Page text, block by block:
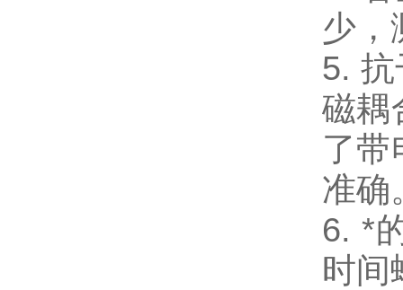
少，
5.
磁耦
了带
准确
6. *
时间